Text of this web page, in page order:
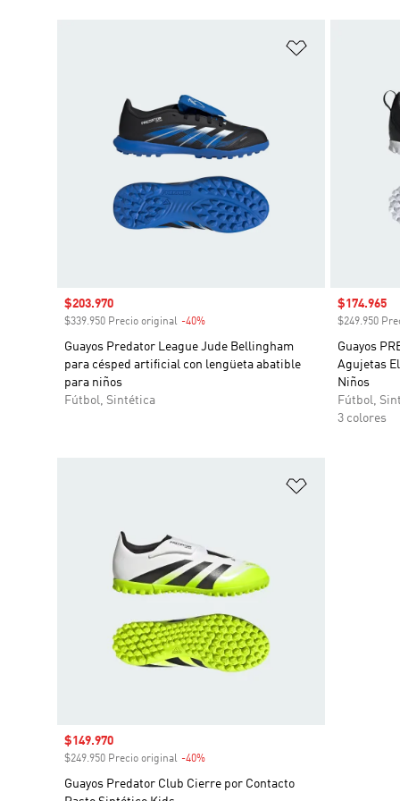
Precio de venta
$203.970
$339.950 Precio original -40%
Guayos Predator League Jude Bellingham
para césped artificial con lengüeta abatible
para niños
Fútbol, Sintética
Precio de
$174.965
$249.950
Guayos
Agujetas
Niños
Fútbol,
3 colores
Precio de venta
$149.970
$249.950 Precio original -40%
Guayos Predator Club Cierre por Contacto